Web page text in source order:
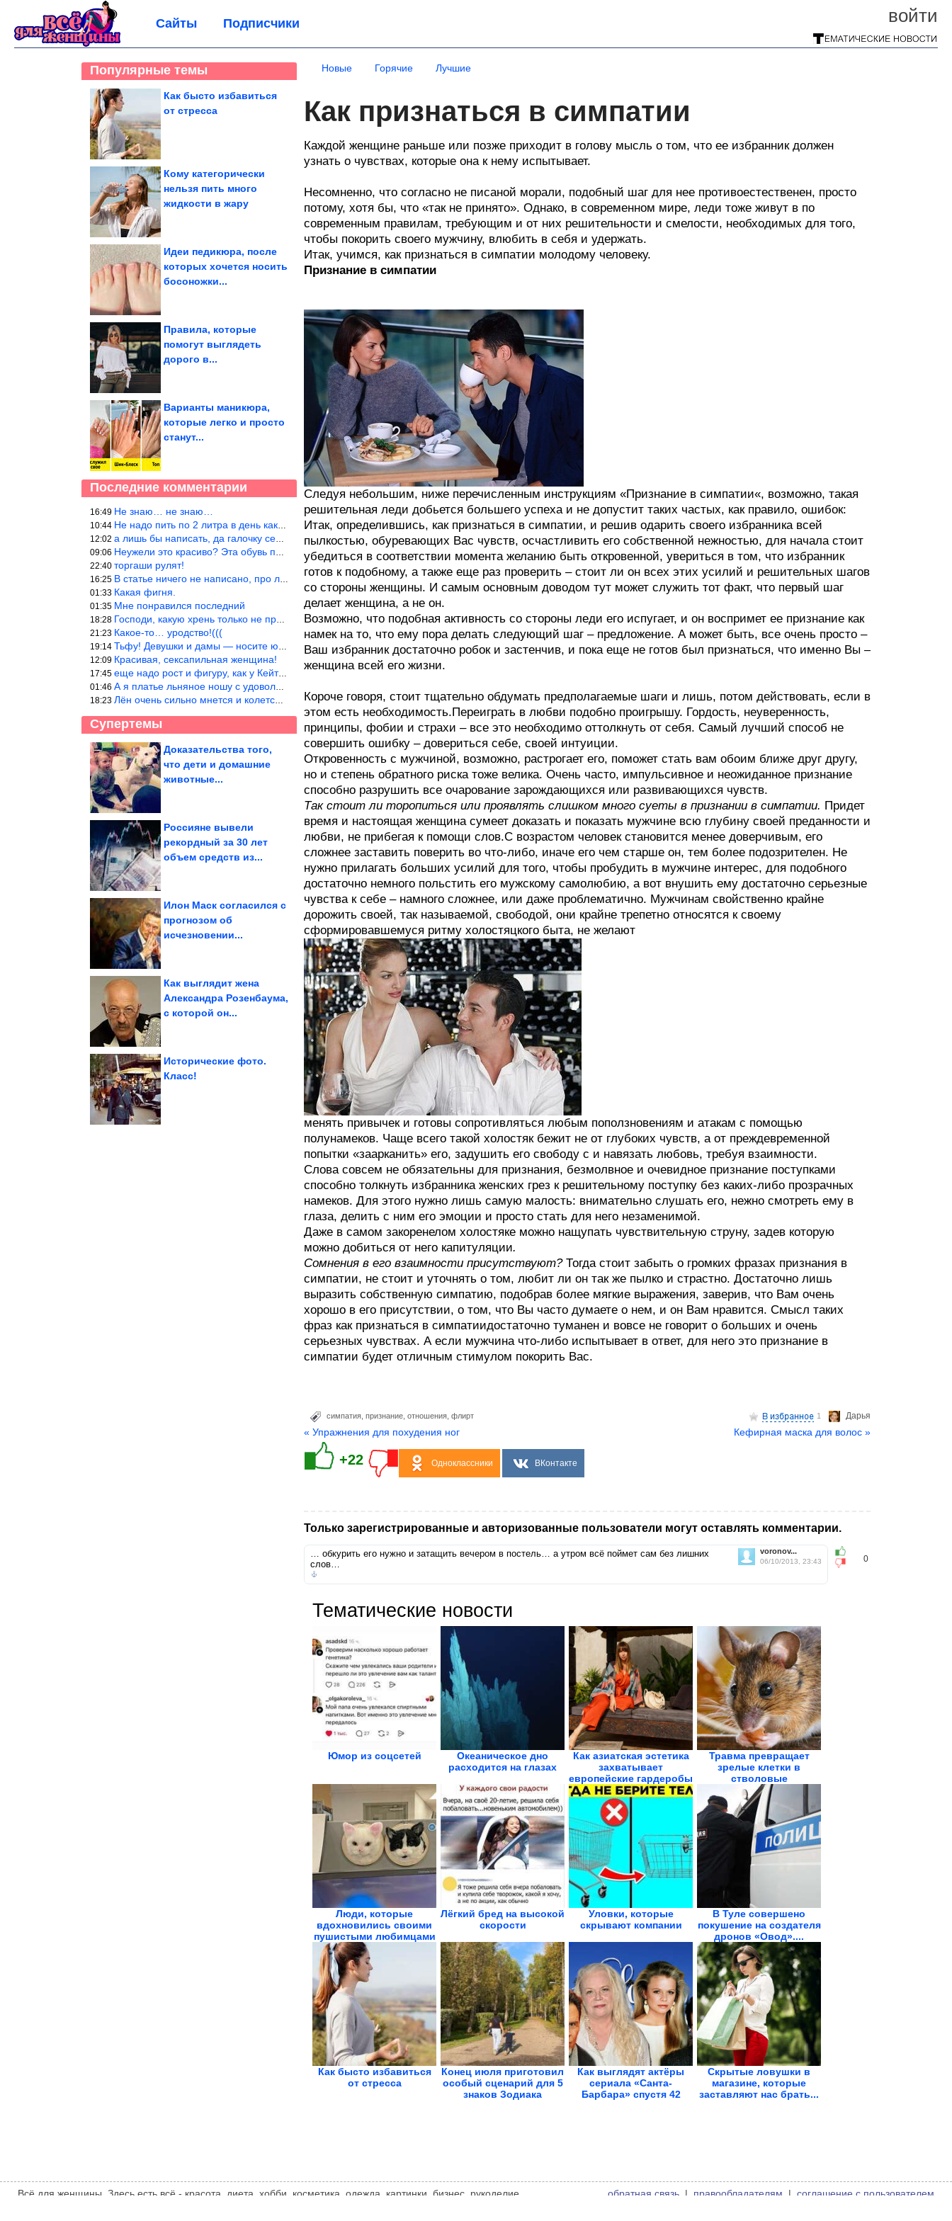
войти
Сайты Подписчики
Популярные темы
Как бысто избавиться
от стресса
Кому категорически
нельзя пить много
жидкости в жару
Идеи педикюра, после
которых хочется носить
босоножки...
Правила, которые
помогут выглядеть
дорого в...
Варианты маникюра,
которые легко и просто
станут...
Последние комментарии
16:49 Не знаю… не знаю…
10:44 Не надо пить по 2 литра в день как советуют, пейте только когда
12:02 а лишь бы написать, да галочку себе поставить: я написала статью
09:06 Неужели это красиво? Эта обувь похожа на копыто животного, не хв
22:40 торгаши рулят!
16:25 В статье ничего не написано, про ловушки при выкладывании товара
01:33 Какая фигня.
01:35 Мне понравился последний
18:28 Господи, какую хрень только не придумают, лишь бы бабла срубить!
21:23 Какое-то… уродство!(((
19:14 Тьфу! Девушки и дамы — носите юбки(пожалуйста), любые штаны на ж
12:09 Красивая, сексапильная женщина!
17:45 еще надо рост и фигуру, как у Кейт Мос в юности… тогда и стиль т
01:46 А я платье льняное ношу с удовольствием.Мнется как и все. Но это
18:23 Лён очень сильно мнется и колется. Был у меня костюм, юбка и жак
Супертемы
Вещи, без которых
считалась бедной
Доказательства того,
что дети и домашние
животные...
Россияне вывели
рекордный за 30 лет
объем средств из...
Илон Маск согласился с
прогнозом об
исчезновении...
3 знака зодиака с
Как выглядит жена
Александра Розенбаума,
с которой он...
Исторические фото.
Класс!
Новые Горячие Лучшие
Как признаться в симпатии
Каждой женщине раньше или позже приходит в голову мысль о том, что ее избранник должен
узнать о чувствах, которые она к нему испытывает.
Несомненно, что согласно не писаной морали, подобный шаг для нее противоестественен, просто
потому, хотя бы, что «так не принято». Однако, в современном мире, леди тоже живут в по
современным правилам, требующим и от них решительности и смелости, необходимых для того,
чтобы покорить своего мужчину, влюбить в себя и удержать.
Итак, учимся, как признаться в симпатии молодому человеку.
Признание в симпатии
Следуя небольшим, ниже перечисленным инструкциям «Признание в симпатии«, возможно, такая
решительная леди добьется большего успеха и не допустит таких частых, как правило, ошибок:
Итак, определившись, как признаться в симпатии, и решив одарить своего избранника всей
пылкостью, обуревающих Вас чувств, осчастливить его собственной нежностью, для начала стоит
убедиться в соответствии момента желанию быть откровенной, увериться в том, что избранник
готов к подобному, а также еще раз проверить – стоит ли он всех этих усилий и решительных шагов
со стороны женщины. И самым основным доводом тут может служить тот факт, что первый шаг
делает женщина, а не он.
Возможно, что подобная активность со стороны леди его испугает, и он воспримет ее признание как
намек на то, что ему пора делать следующий шаг – предложение. А может быть, все очень просто –
Ваш избранник достаточно робок и застенчив, и пока еще не готов был признаться, что именно Вы –
женщина всей его жизни.
Короче говоря, стоит тщательно обдумать предполагаемые шаги и лишь, потом действовать, если в
этом есть необходимость.Переиграть в любви подобно проигрышу. Гордость, неуверенность,
принципы, фобии и страхи – все это необходимо оттолкнуть от себя. Самый лучший способ не
совершить ошибку – довериться себе, своей интуиции.
Откровенность с мужчиной, возможно, растрогает его, поможет стать вам обоим ближе друг другу,
но и степень обратного риска тоже велика. Очень часто, импульсивное и неожиданное признание
способно разрушить все очарование зарождающихся или развивающихся чувств.
Так стоит ли торопиться или проявлять слишком много суеты в признании в симпатии. Придет
время и настоящая женщина сумеет доказать и показать мужчине всю глубину своей преданности и
любви, не прибегая к помощи слов.С возрастом человек становится менее доверчивым, его
сложнее заставить поверить во что-либо, иначе его чем старше он, тем более подозрителен. Не
нужно прилагать больших усилий для того, чтобы пробудить в мужчине интерес, для подобного
достаточно немного польстить его мужскому самолюбию, а вот внушить ему достаточно серьезные
чувства к себе – намного сложнее, или даже проблематично. Мужчинам свойственно крайне
дорожить своей, так называемой, свободой, они крайне трепетно относятся к своему
сформировавшемуся ритму холостяцкого быта, не желают
менять привычек и готовы сопротивляться любым поползновениям и атакам с помощью
полунамеков. Чаще всего такой холостяк бежит не от глубоких чувств, а от преждевременной
попытки «заарканить» его, задушить его свободу с и навязать любовь, требуя взаимности.
Слова совсем не обязательны для признания, безмолвное и очевидное признание поступками
способно толкнуть избранника женских грез к решительному поступку без каких-либо прозрачных
намеков. Для этого нужно лишь самую малость: внимательно слушать его, нежно смотреть ему в
глаза, делить с ним его эмоции и просто стать для него незаменимой.
Даже в самом закоренелом холостяке можно нащупать чувствительную струну, задев которую
можно добиться от него капитуляции.
Сомнения в его взаимности присутствуют?Тогда стоит забыть о громких фразах признания в
симпатии, не стоит и уточнять о том, любит ли он так же пылко и страстно. Достаточно лишь
выразить собственную симпатию, подобрав более мягкие выражения, заверив, что Вам очень
хорошо в его присутствии, о том, что Вы часто думаете о нем, и он Вам нравится. Смысл таких
фраз как признаться в симпатиидостаточно туманен и вовсе не говорит о больших и очень
серьезных чувствах. А если мужчина что-либо испытывает в ответ, для него это признание в
симпатии будет отличным стимулом покорить Вас.
Дарья
1
симпатия признание отношения флирт
« Упражнения для похудения ног Кефирная маска для волос »
+22 Одноклассники ВКонтакте
Только зарегистрированные и авторизованные пользователи могут оставлять комментарии.
0
voronov...
06/10/2013, 23:43
… обкурить его нужно и затащить вечером в постель… а утром всё поймет сам без лишних
слов…
Тематические новости
Юмор из соцсетей
Океаническое дно
расходится на глазах
Как азиатская эстетика
захватывает
европейские гардеробы
Травма превращает
зрелые клетки в
стволовые
Люди, которые
вдохновились своими
пушистыми любимцами
и...
Лёгкий бред на высокой
скорости
Уловки, которые
скрывают компании
В Туле совершено
покушение на создателя
дронов «Овод»....
Как бысто избавиться
от стресса
Конец июля приготовил
особый сценарий для 5
знаков Зодиака
Как выглядят актёры
сериала «Санта-
Барбара» спустя 42
Скрытые ловушки в
магазине, которые
заставляют нас брать...
Всё для женщины. Здесь есть всё - красота, диета, хобби, косметика, одежда, картинки, бизнес, рукоделие,
обратная связь | правообладателям | соглашение с пользователем